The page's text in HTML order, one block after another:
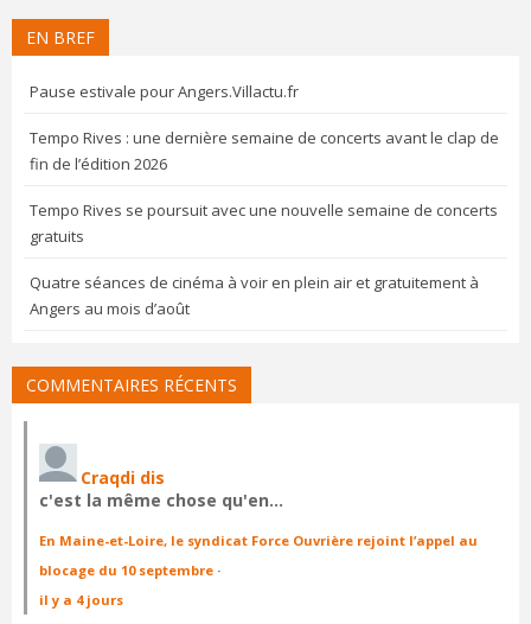
EN BREF
Pause estivale pour Angers.Villactu.fr
Tempo Rives : une dernière semaine de concerts avant le clap de
fin de l’édition 2026
Tempo Rives se poursuit avec une nouvelle semaine de concerts
gratuits
Quatre séances de cinéma à voir en plein air et gratuitement à
Angers au mois d’août
COMMENTAIRES RÉCENTS
Craqdi dis
c'est la même chose qu'en…
En Maine-et-Loire, le syndicat Force Ouvrière rejoint l’appel au
blocage du 10 septembre ·
il y a 4 jours